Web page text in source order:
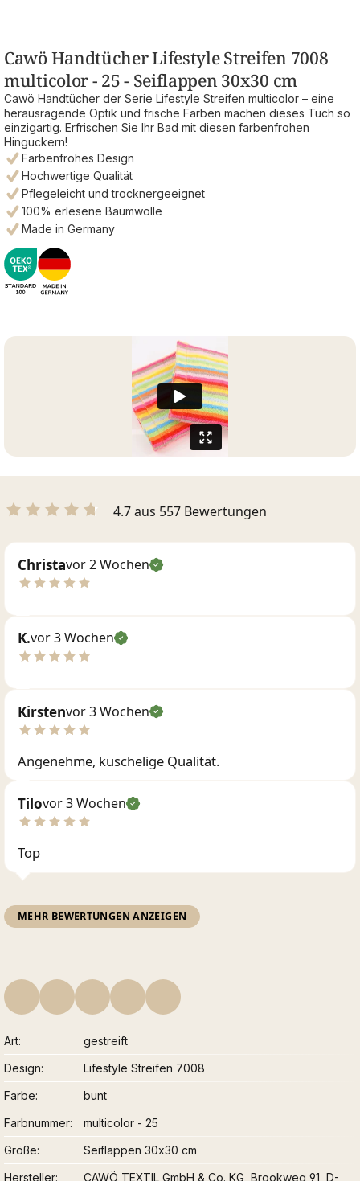
Cawö Handtücher Lifestyle Streifen 7008
multicolor - 25 - Seiflappen 30x30 cm
Cawö Handtücher der Serie Lifestyle Streifen multicolor – eine
herausragende Optik und frische Farben machen dieses Tuch so
einzigartig. Erfrischen Sie Ihr Bad mit diesen farbenfrohen
Hinguckern!
Farbenfrohes Design
Hochwertige Qualität
Pflegeleicht und trocknergeeignet
100% erlesene Baumwolle
Made in Germany
4.7 aus 557 Bewertungen
Christavor 2 Wochen
K.vor 3 Wochen
Kirstenvor 3 Wochen
Angenehme, kuschelige Qualität.
Tilovor 3 Wochen
Top
MEHR BEWERTUNGEN ANZEIGEN
Art
gestreift
Design
Lifestyle Streifen 7008
Farbe
bunt
Farbnummer
multicolor - 25
Größe
Seiflappen 30x30 cm
Hersteller
CAWÖ TEXTIL GmbH & Co. KG, Brookweg 91, D-